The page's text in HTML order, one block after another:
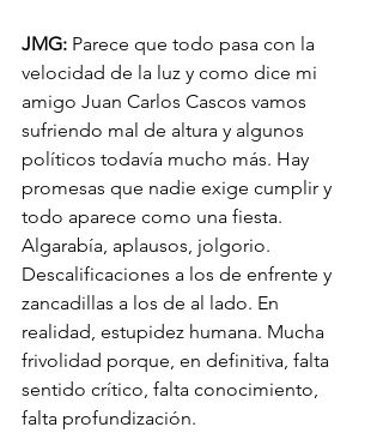
JMG: Parece que todo pasa con la
velocidad de la luz y como dice mi
amigo Juan Carlos Cascos vamos
sufriendo mal de altura y algunos
políticos todavía mucho más. Hay
promesas que nadie exige cumplir y
todo aparece como una fiesta.
Algarabía, aplausos, jolgorio.
Descalificaciones a los de enfrente y
zancadillas a los de al lado. En
realidad, estupidez humana. Mucha
frivolidad porque, en definitiva, falta
sentido crítico, falta conocimiento,
falta profundización.